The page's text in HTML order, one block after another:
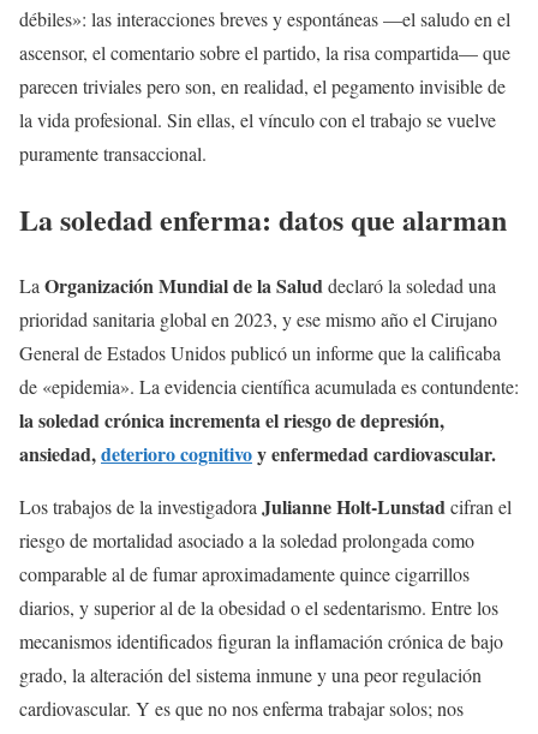
débiles»: las interacciones breves y espontáneas —el saludo en el
ascensor, el comentario sobre el partido, la risa compartida— que
parecen triviales pero son, en realidad, el pegamento invisible de
la vida profesional. Sin ellas, el vínculo con el trabajo se vuelve
puramente transaccional.
La soledad enferma: datos que alarman
La Organización Mundial de la Saluddeclaró la soledad una
prioridad sanitaria global en 2023, y ese mismo año el Cirujano
General de Estados Unidos publicó un informe que la calificaba
de «epidemia». La evidencia científica acumulada es contundente:
la soledad crónica incrementa el riesgo de depresión,
ansiedad,deterioro cognitivoy enfermedad cardiovascular.
Los trabajos de la investigadora Julianne Holt-Lunstadcifran el
riesgo de mortalidad asociado a la soledad prolongada como
comparable al de fumar aproximadamente quince cigarrillos
diarios, y superior al de la obesidad o el sedentarismo. Entre los
mecanismos identificados figuran la inflamación crónica de bajo
grado, la alteración del sistema inmune y una peor regulación
cardiovascular. Y es que no nos enferma trabajar solos; nos